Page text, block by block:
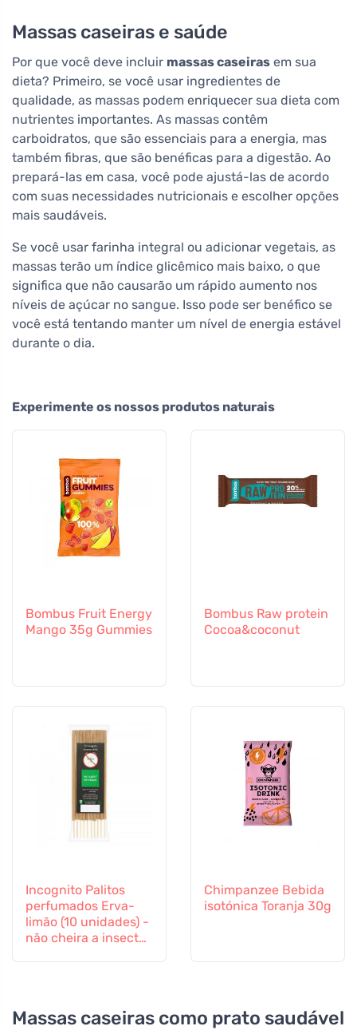
Massas caseiras e saúde
Por que você deve incluir massas caseiras em sua
dieta? Primeiro, se você usar ingredientes de
qualidade, as massas podem enriquecer sua dieta com
nutrientes importantes. As massas contêm
carboidratos, que são essenciais para a energia, mas
também fibras, que são benéficas para a digestão. Ao
prepará-las em casa, você pode ajustá-las de acordo
com suas necessidades nutricionais e escolher opções
mais saudáveis.
Se você usar farinha integral ou adicionar vegetais, as
massas terão um índice glicêmico mais baixo, o que
significa que não causarão um rápido aumento nos
níveis de açúcar no sangue. Isso pode ser benéfico se
você está tentando manter um nível de energia estável
durante o dia.
Experimente os nossos produtos naturais
Bombus Fruit Energy
Mango 35g Gummies
Bombus Raw protein
Cocoa&coconut
Incognito Palitos
perfumados Erva-
limão (10 unidades) -
não cheira a insectos
Chimpanzee Bebida
isotónica Toranja 30g
Massas caseiras como prato saudável